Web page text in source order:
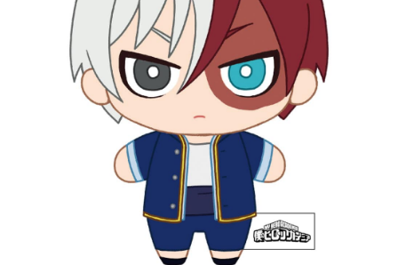
じゅじゅフェス 2026
薬屋のひとりごと 夏の園遊会2026
名探偵コナン
アニメ『僕のヒーローアカデミア』10周年
ハイキュー!!ジャージ＆ユニフォーム
『無職転生Ⅲ ～異世界行ったら本気だす～』